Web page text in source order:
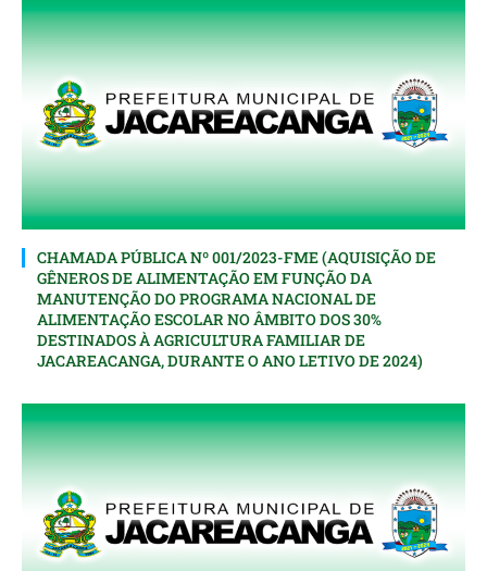
CHAMADA PÚBLICA Nº 001/2023-FME (AQUISIÇÃO DE
GÊNEROS DE ALIMENTAÇÃO EM FUNÇÃO DA
MANUTENÇÃO DO PROGRAMA NACIONAL DE
ALIMENTAÇÃO ESCOLAR NO ÂMBITO DOS 30%
DESTINADOS À AGRICULTURA FAMILIAR DE
JACAREACANGA, DURANTE O ANO LETIVO DE 2024)